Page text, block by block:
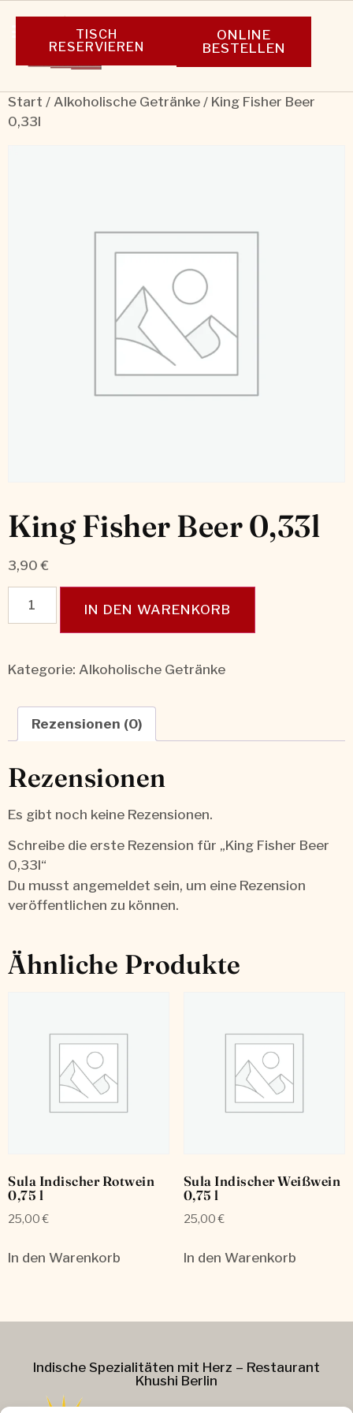
TISCH
RESERVIEREN
ONLINE
BESTELLEN
Start / Alkoholische Getränke / King Fisher Beer
0,33l
King Fisher Beer 0,33l
3,90€
IN DEN WARENKORB
Kategorie: Alkoholische Getränke
Rezensionen (0)
Rezensionen
Es gibt noch keine Rezensionen.
Schreibe die erste Rezension für „King Fisher Beer
0,33l“
Du musst angemeldet sein, um eine Rezension
veröffentlichen zu können.
Ähnliche Produkte
Sula Indischer Rotwein
0,75 l
25,00€
In den Warenkorb
Sula Indischer Weißwein
0,75 l
25,00€
In den Warenkorb
Indische Spezialitäten mit Herz – Restaurant
Khushi Berlin